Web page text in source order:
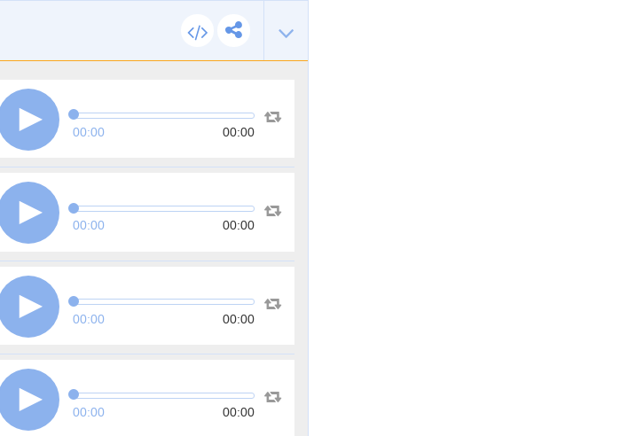
00:00 00:00
00:00 00:00
00:00 00:00
00:00 00:00